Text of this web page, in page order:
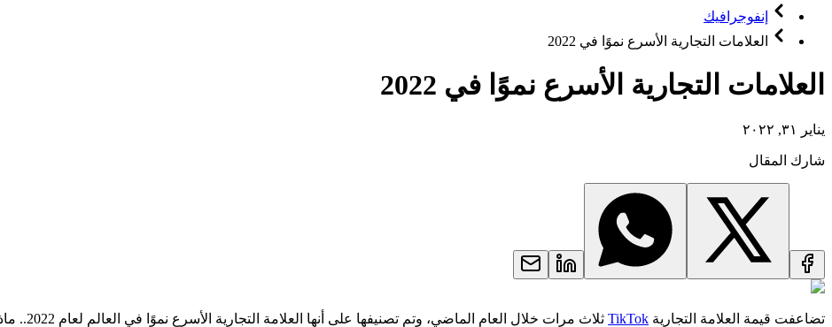
إنفوجرافيك
العلامات التجارية الأسرع نموًا في 2022
العلامات التجارية الأسرع نموًا في 2022
يناير ٣١, ٢٠٢٢
شارك المقال
تضاعفت قيمة العلامة التجارية TikTok ثلاث مرات خلال العام الماضي، وتم تصنيفها على أنها العلامة التجارية الأسرع نموًا في العالم لعام 2022.. ماذا عن العلامات الأخرى؟